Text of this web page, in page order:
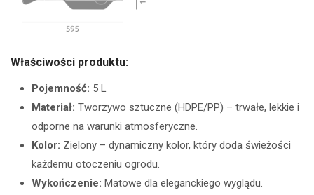
Właściwości produktu:
Pojemność: 5 L
Materiał: Tworzywo sztuczne (HDPE/PP) – trwałe, lekkie i
odporne na warunki atmosferyczne.
Kolor: Zielony – dynamiczny kolor, który doda świeżości
każdemu otoczeniu ogrodu.
Wykończenie: Matowe dla eleganckiego wyglądu.